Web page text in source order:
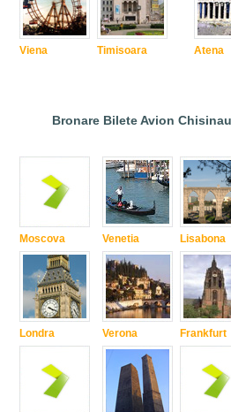
Viena Timisoara Atena
Bronare Bilete Avion
Moscova
Londra
Venetia
Verona
Lisabona
Frankfurt